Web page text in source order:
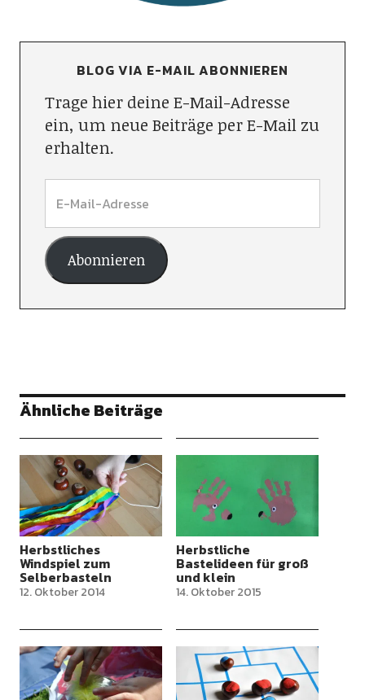
BLOG VIA E-MAIL ABONNIEREN
Trage hier deine E-Mail-Adresse
ein, um neue Beiträge per E-Mail zu
erhalten.
Abonnieren
Ähnliche Beiträge
Herbstliches
Windspiel zum
Selberbasteln
12. Oktober 2014
Herbstliche
Bastelideen für groß
und klein
14. Oktober 2015